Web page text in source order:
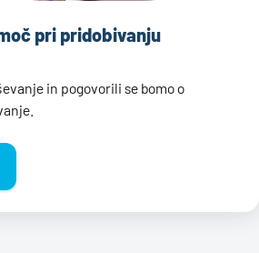
pri pridobivanju
in pogovorili se bomo o